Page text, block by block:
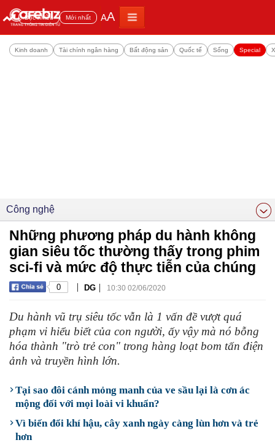
Đọc nhiều Mới nhất AA
Kinh doanh Tài chính ngân hàng Bất động sản Quốc tế Sống Special
Công nghệ
Những phương pháp du hành không
gian siêu tốc thường thấy trong phim
sci-fi và mức độ thực tiễn của chúng
0 | DG | 10:30 02/06/2020
Du hành vũ trụ siêu tốc vẫn là 1 vấn đề vượt quá
phạm vi hiểu biết của con người, ấy vậy mà nó bỗng
hóa thành "trò trẻ con" trong hàng loạt bom tấn điện
ảnh và truyền hình lớn.
Tại sao đôi cánh mỏng manh của ve sầu lại là cơn ác
mộng đối với mọi loài vi khuẩn?
Vì biến đổi khí hậu, cây xanh ngày càng lùn hơn và trẻ
hơn